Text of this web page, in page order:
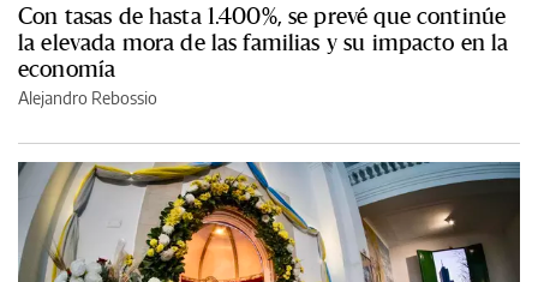
Con tasas de hasta 1.400%, se prevé que continúe
la elevada mora de las familias y su impacto en la
economía
Alejandro Rebossio